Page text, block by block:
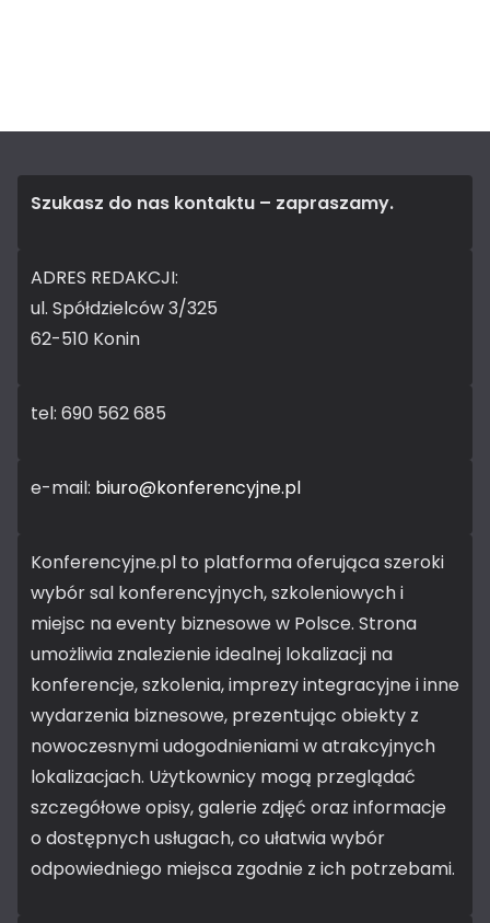
Szukasz do nas kontaktu – zapraszamy.
ADRES REDAKCJI:
ul. Spółdzielców 3/325
62-510 Konin
tel: 690 562 685
e-mail: biuro@konferencyjne.pl
Konferencyjne.pl to platforma oferująca szeroki
wybór sal konferencyjnych, szkoleniowych i
miejsc na eventy biznesowe w Polsce. Strona
umożliwia znalezienie idealnej lokalizacji na
konferencje, szkolenia, imprezy integracyjne i inne
wydarzenia biznesowe, prezentując obiekty z
nowoczesnymi udogodnieniami w atrakcyjnych
lokalizacjach. Użytkownicy mogą przeglądać
szczegółowe opisy, galerie zdjęć oraz informacje
o dostępnych usługach, co ułatwia wybór
odpowiedniego miejsca zgodnie z ich potrzebami.